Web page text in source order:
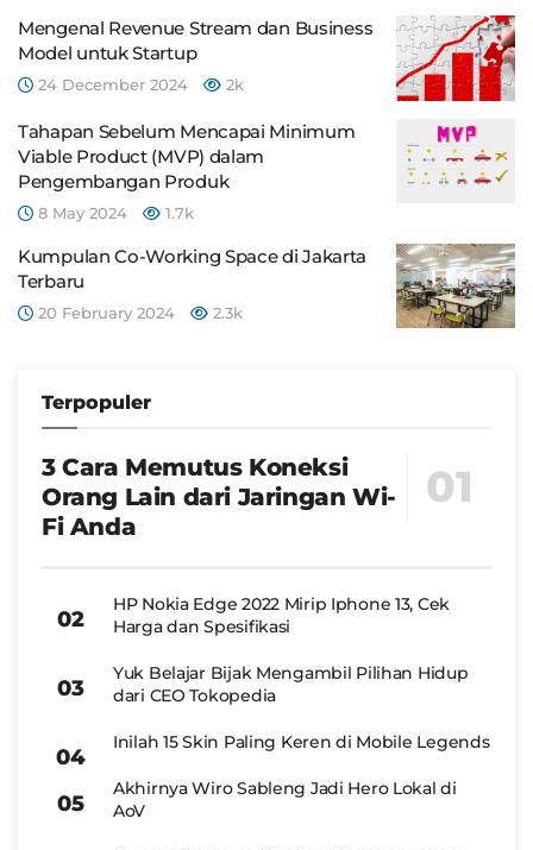
Mengenal Revenue Stream dan Business
Model untuk Startup
24 December 2024 2k
Tahapan Sebelum Mencapai Minimum
Viable Product (MVP) dalam
Pengembangan Produk
8 May 2024 1.7k
Kumpulan Co-Working Space di Jakarta
Terbaru
20 February 2024 2.3k
Terpopuler
3 Cara Memutus Koneksi
Orang Lain dari Jaringan Wi-
Fi Anda
HP Nokia Edge 2022 Mirip Iphone 13, Cek
Harga dan Spesifikasi
Yuk Belajar Bijak Mengambil Pilihan Hidup
dari CEO Tokopedia
Inilah 15 Skin Paling Keren di Mobile Legends
Akhirnya Wiro Sableng Jadi Hero Lokal di
AoV